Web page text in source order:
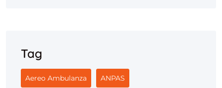
Tag
Aereo Ambulanza ANPAS